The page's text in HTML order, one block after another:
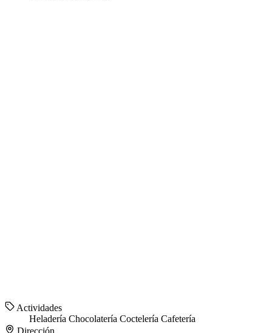
Actividades
Heladería Chocolatería Coctelería Cafetería
Dirección